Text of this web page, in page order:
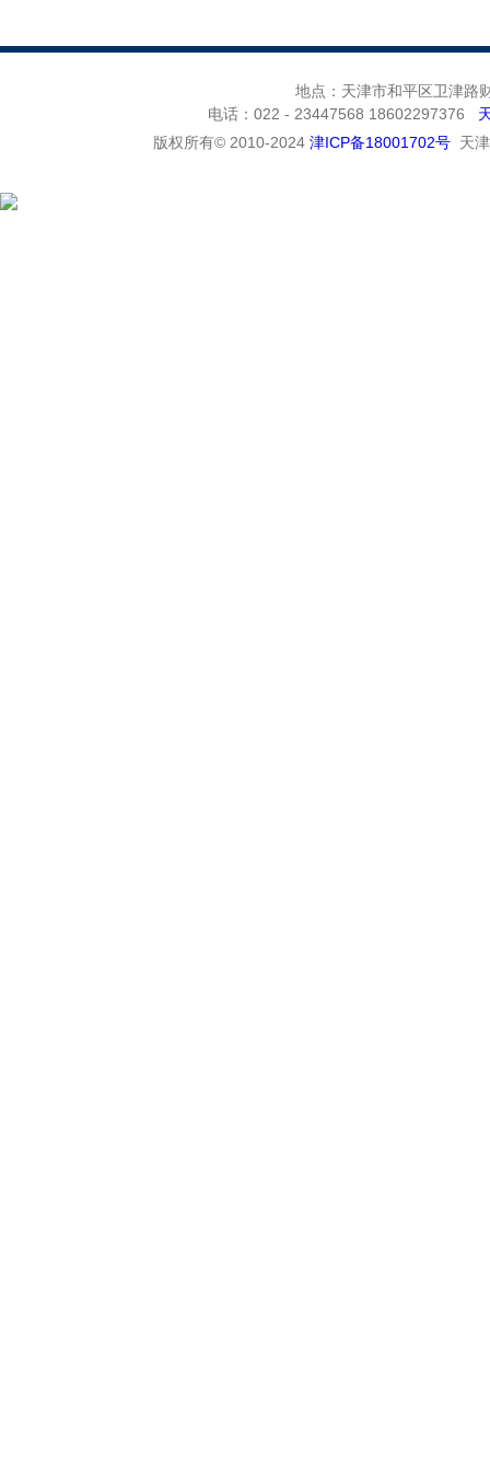
地点：天津市和平区卫津
电话：022 - 23447568 18602297376
版权所有© 2010-2024 津ICP备18001702号 天